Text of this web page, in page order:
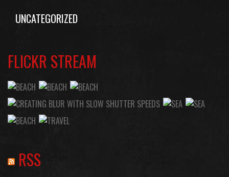
UNCATEGORIZED
FLICKR STREAM
RSS